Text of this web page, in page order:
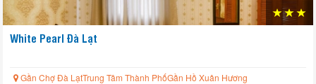
White Pearl Đà Lạt
Gần Chợ Đà LạtTrung Tâm Thành PhốGần Hồ Xuân Hương